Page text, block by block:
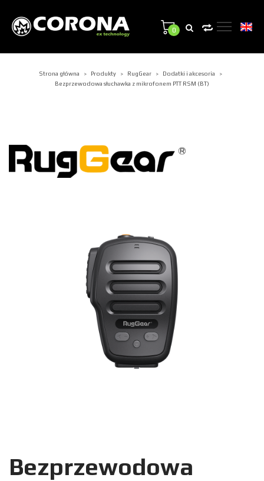
0
Strona główna > Produkty > RugGear > Dodatki i akcesoria >
Bezprzewodowa słuchawka z mikrofonem PTT RSM (BT)
Bezprzewodowa